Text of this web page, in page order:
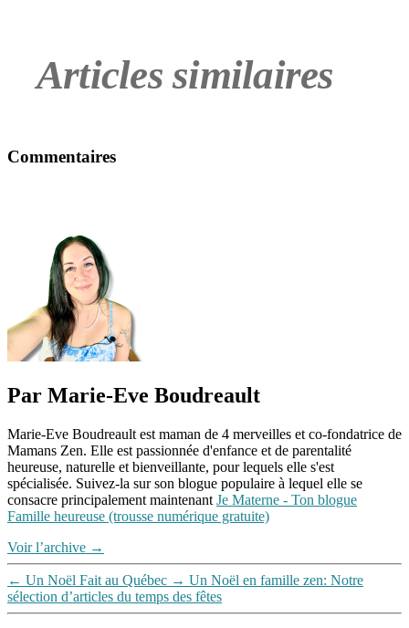
Articles similaires
Commentaires
activité
en
famille,
alternative
play
doh,
blog
de
à
la
blog
pour
parents,
blog
québécois,
écologique,
économique
ingrédients
non-
toxique,
pâte
Par Marie-Eve Boudreault
Marie-Eve Boudreault est maman de 4 merveilles et co-fondatrice de
Mamans Zen. Elle est passionnée d'enfance et de parentalité
heureuse, naturelle et bienveillante, pour lequels elle s'est
spécialisée. Suivez-la sur son blogue populaire à lequel elle se
consacre principalement maintenant Je Materne - Ton blogue
Famille heureuse (trousse numérique gratuite)
Voir l’archive →
← Un Noël Fait au Québec → Un Noël en famille zen: Notre
sélection d’articles du temps des fêtes